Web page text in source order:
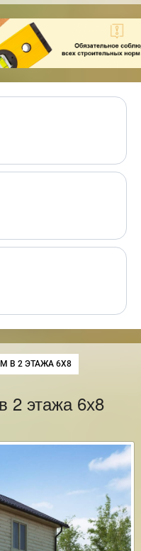
В 2 ЭТАЖА 6Х8
2 этажа 6х8